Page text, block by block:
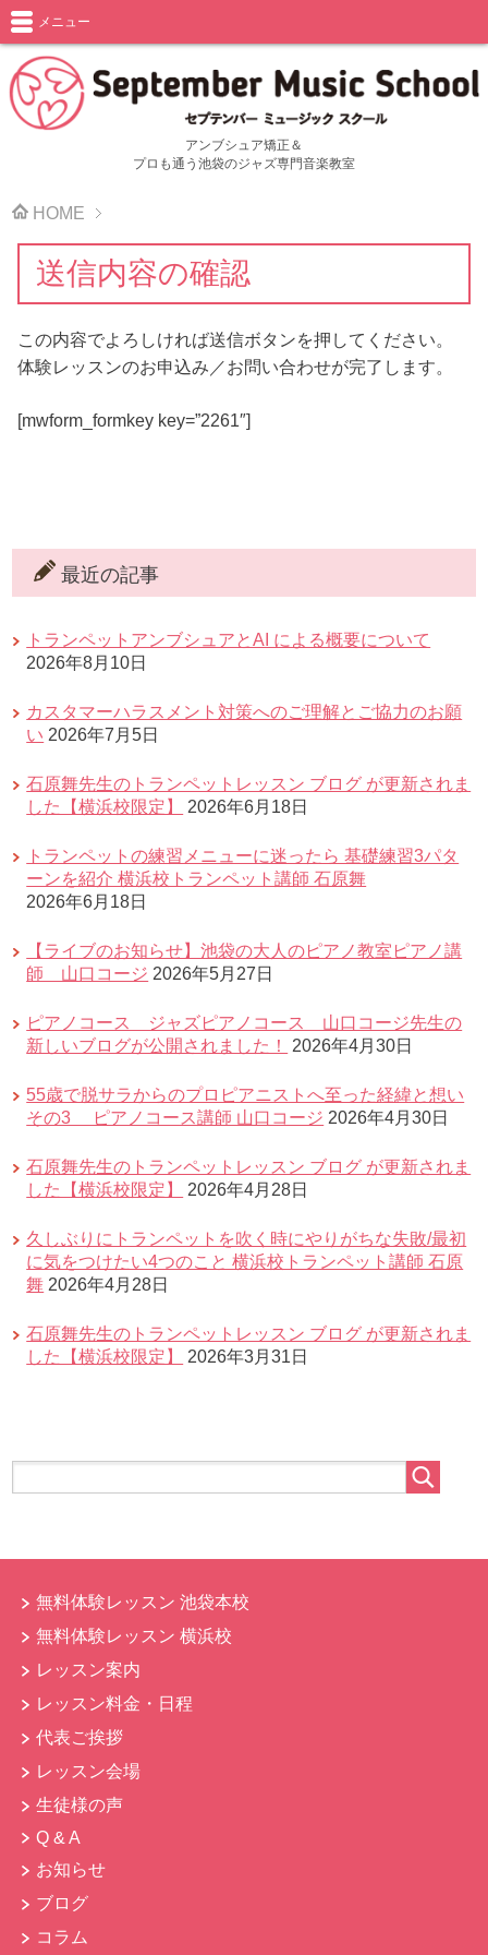
アンブシュア矯正＆
プロも通う池袋のジャズ専門音楽教室
メニュー
HOME
送信内容の確認
この内容でよろしければ送信ボタンを押してください。
体験レッスンのお申込み／お問い合わせが完了します。
[mwform_formkey key=”2261″]
最近の記事
トランペットアンブシュアとAI による概要について
2026年8月10日
カスタマーハラスメント対策へのご理解とご協力のお願
い 2026年7月5日
石原舞先生のトランペットレッスン ブログ が更新されま
した【横浜校限定】
2026年6月18日
トランペットの練習メニューに迷ったら 基礎練習3パタ
ーンを紹介 横浜校トランペット講師 石原舞
2026年6月18日
【ライブのお知らせ】池袋の大人のピアノ教室ピアノ講
師 山口コージ 2026年5月27日
ピアノコース ジャズピアノコース 山口コージ先生の
新しいブログが公開されました！
2026年4月30日
55歳で脱サラからのプロピアニストへ至った経緯と想い
その3 ピアノコース講師 山口コージ 2026年4月30日
石原舞先生のトランペットレッスン ブログ が更新されま
した【横浜校限定】
2026年4月28日
久しぶりにトランペットを吹く時にやりがちな失敗/最初
に気をつけたい4つのこと 横浜校トランペット講師 石原
舞 2026年4月28日
石原舞先生のトランペットレッスン ブログ が更新されま
した【横浜校限定】
2026年3月31日
無料体験レッスン 池袋本校
無料体験レッスン 横浜校
レッスン案内
レッスン料金・日程
代表ご挨拶
レッスン会場
生徒様の声
Q & A
お知らせ
ブログ
コラム